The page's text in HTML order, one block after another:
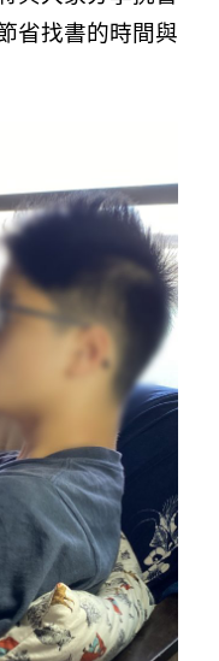
省找書的時間與